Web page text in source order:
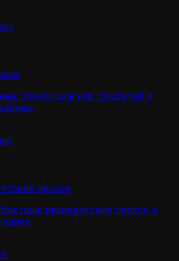
прокси для игр, соцсетей и
прокси
резидентские прокси в